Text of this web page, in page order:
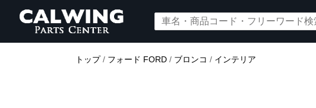
トップ/ フォード FORD / ブロンコ / インテリア